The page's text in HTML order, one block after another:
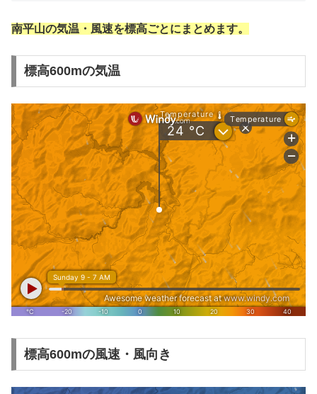
南平山の気温・風速を標高ごとにまとめます。
標高600mの気温
標高600mの風速・風向き